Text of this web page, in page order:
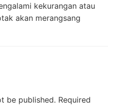
kekurangan atau
akan merangsang
be published. Required